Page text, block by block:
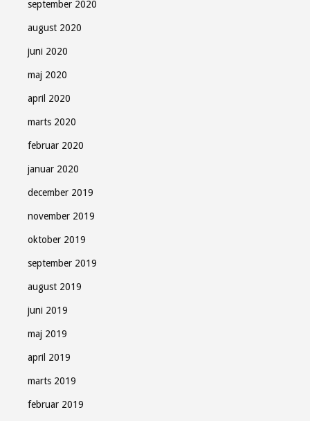
september 2020
august 2020
juni 2020
maj 2020
april 2020
marts 2020
februar 2020
januar 2020
december 2019
november 2019
oktober 2019
september 2019
august 2019
juni 2019
maj 2019
april 2019
marts 2019
februar 2019